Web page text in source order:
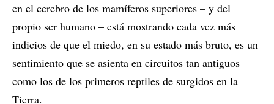
en el cerebro de los mamíferos superiores – y del
propio ser humano – está mostrando cada vez más
indicios de que el miedo, en su estado más bruto, es un
sentimiento que se asienta en circuitos tan antiguos
como los de los primeros reptiles de surgidos en la
Tierra.